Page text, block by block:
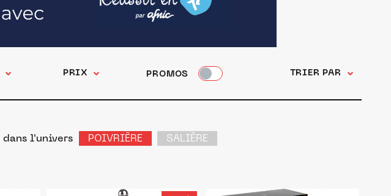
PRIX PROMOS TRIER PAR
dans l'univers POIVRIÈRE
SALIÈRE